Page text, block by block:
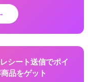
シート送信でポイ
品をゲット